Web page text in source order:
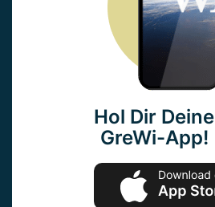
Hol Dir Deine
GreWi-App!